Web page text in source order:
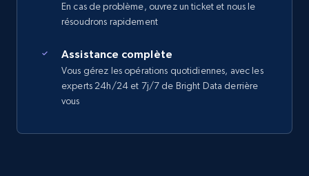
En cas de problème, ouvrez un ticket et nous le
résoudrons rapidement
Assistance complète
Vous gérez les opérations quotidiennes, avec les
experts 24h/24 et 7j/7 de Bright Data derrière
vous